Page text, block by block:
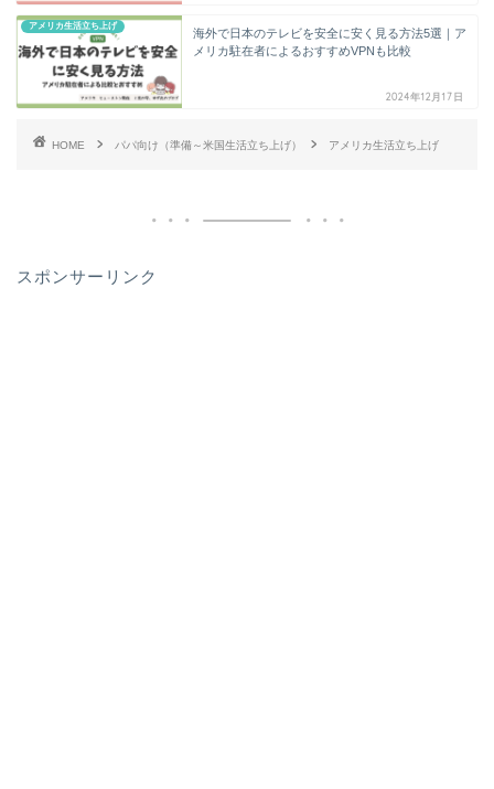
アメリカ生活立ち上げ
海外で日本のテレビを安全に安く見る方法5選｜ア
メリカ駐在者によるおすすめVPNも比較
2024年12月17日
HOME パパ向け（準備～米国生活立ち上げ） アメリカ生活立ち上げ
スポンサーリンク